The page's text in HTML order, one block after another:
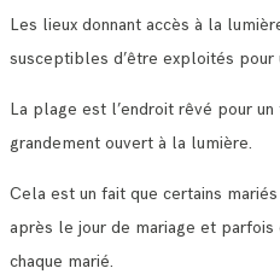
Les lieux donnant accès à la
susceptibles d’être exploités pour
La plage est l’endroit rêvé pour un
grandement ouvert à la lumière.
Cela est un fait que certains
après le jour de mariage et
chaque marié.